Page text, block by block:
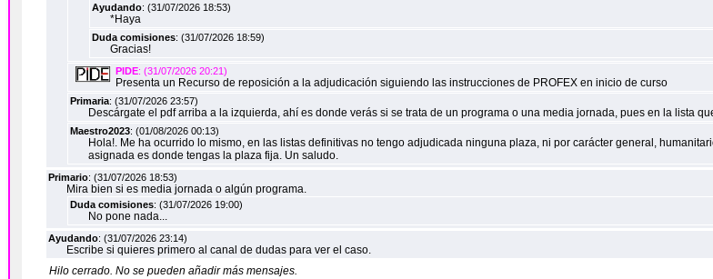
Ayudando: (31/07/2026 18:53)
*Haya
Duda comisiones: (31/07/2026 18:59)
Gracias!
PIDE: (31/07/2026 20:21)
Presenta un Recurso de reposición a la adjudicación siguiendo las instrucciones de PROFEX en inicio de curso
Primaria: (31/07/2026 23:57)
Descárgate el pdf arriba a la izquierda, ahí es donde verás si se trata de un programa o una media jornada, pues en la lista
Maestro2023: (01/08/2026 00:13)
Hola!. Me ha ocurrido lo mismo, en las listas definitivas no tengo adjudicada ninguna plaza, ni por carácter general,
asignada es donde tengas la plaza fija. Un saludo.
Primario: (31/07/2026 18:53)
Mira bien si es media jornada o algún programa.
Duda comisiones: (31/07/2026 19:00)
No pone nada...
Ayudando: (31/07/2026 23:14)
Escribe si quieres primero al canal de dudas para ver el caso.
Hilo cerrado. No se pueden añadir más mensajes.